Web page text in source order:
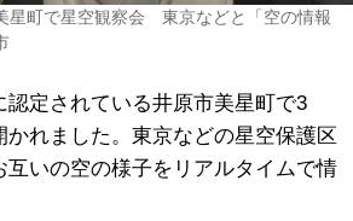
星町で星空観察会 東京などと「空の情報
定されている井原市美星町で3
かれました。東京などの星空保護区
互いの空の様子をリアルタイムで情